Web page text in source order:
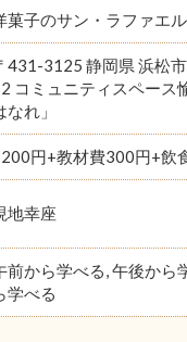
菓子のサン・ラファエル
431-3125 静岡県 浜松
コミュニティスペース
なれ」
円+教材費300円+飲
地幸座
前から学べる, 午後から
学べる